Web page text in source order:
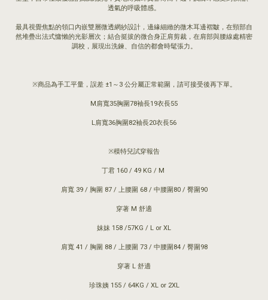
透氣的呼吸體感。
最具視覺焦點的領口內嵌雙層微透網紗設計，邊緣細緻的微木耳邊褶皺，在頸部自
然堆疊出法式慵懶的光影層次；結合挺拔的微合身正肩剪裁，在肩部與腰線處精密
調校，展現出洗鍊、自信的都會時髦張力。
※商品為手工平量，誤差 ±1～3 公分屬正常範圍，請可接受後再下單。
M肩寬35胸圍78袖長19衣長55
L肩寬36胸圍82袖長20衣長56
※模特兒試穿報告
丁君 160 / 49 KG / M
肩寬 39 / 胸圍 87 / 上腰圍 68 / 中腰圍80 / 臀圍90
穿著 M 舒適
妹妹 158 /57KG / L or XL
肩寬 41 / 胸圍 88 / 上腰圍 73 / 中腰圍84 / 臀圍98
穿著 L 舒適
珍珠姨 155 / 64KG / XL or 2XL